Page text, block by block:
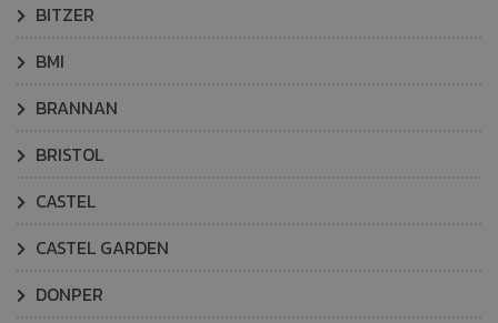
BITZER
BMI
BRANNAN
BRISTOL
CASTEL
CASTEL GARDEN
DONPER